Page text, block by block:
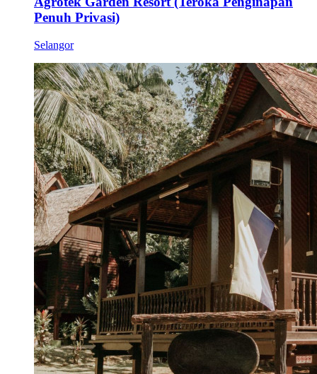
Penuh Privasi)
Selangor